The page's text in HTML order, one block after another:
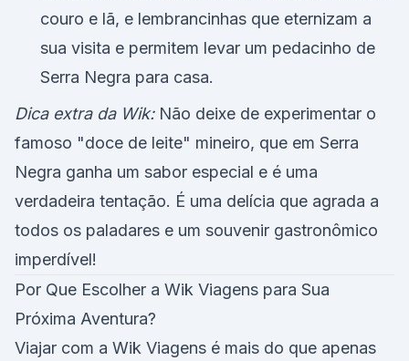
couro e lã, e lembrancinhas que eternizam a
sua visita e permitem levar um pedacinho de
Serra Negra para casa.
Dica extra da Wik:Não deixe de experimentar o
famoso "doce de leite" mineiro, que em Serra
Negra ganha um sabor especial e é uma
verdadeira tentação. É uma delícia que agrada a
todos os paladares e um souvenir gastronômico
imperdível!
Por Que Escolher a Wik Viagens para Sua
Próxima Aventura?
Viajar com a Wik Viagens é mais do que apenas